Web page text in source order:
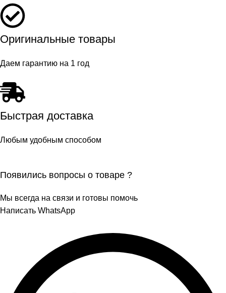
Оригинальные товары
Даем гарантию на 1 год
Быстрая доставка
Любым удобным способом
Появились вопросы о товаре ?
Мы всегда на связи и готовы помочь
Написать WhatsApp